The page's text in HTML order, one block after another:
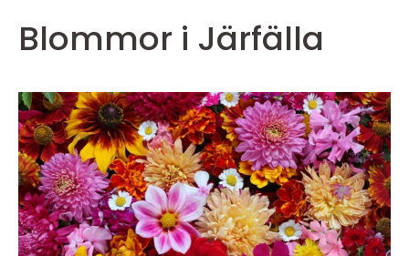
Blommor i Järfälla